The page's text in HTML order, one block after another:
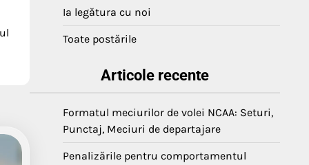
Ia legătura cu noi
Toate postările
Articole recente
Formatul meciurilor de volei NCAA: Seturi,
Punctaj, Meciuri de departajare
Penalizările pentru comportamentul